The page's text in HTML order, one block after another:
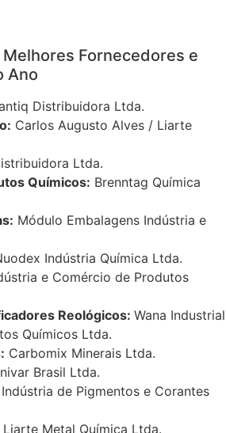
Melhores Fornecedores e
Ano
Distribuidora Ltda.
Carlos Augusto Alves / Liarte
Ltda.
Químicos: Brenntag Química
Módulo Embalagens Indústria e
Indústria Química Ltda.
e Comércio de Produtos
Reológicos: Wana Industrial
Químicos Ltda.
Carbomix Minerais Ltda.
Brasil Ltda.
de Pigmentos e Corantes
Liarte Metal Química Ltda.